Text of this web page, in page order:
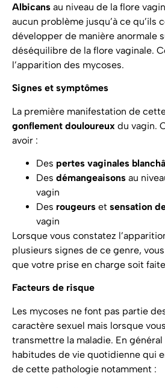
Albicans au niveau de la flore
aucun problème jusqu’à ce qu’ils
développer de manière anormale
déséquilibre de la flore vaginale.
l’apparition des mycoses.
Signes et symptômes
La première manifestation de
gonflement douloureux du vagin.
avoir :
Des pertes vaginales
Des démangeaisons au
vagin
Des rougeurs et sensation
vagin
Lorsque vous constatez
plusieurs signes de ce genre,
que votre prise en charge soit
Facteurs de risque
Les mycoses ne font pas partie
caractère sexuel mais lorsque
transmettre la maladie. En
habitudes de vie quotidienne qui
de cette pathologie notamment :